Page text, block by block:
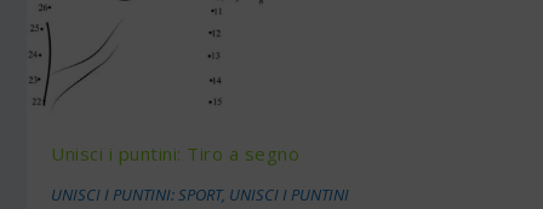
Unisci i puntini: Tiro a segno
UNISCI I PUNTINI: SPORT, UNISCI I PUNTINI